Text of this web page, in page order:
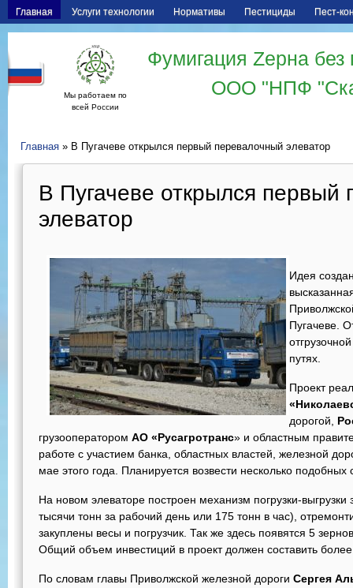
Главная Услуги технологии Нормативы Пестициды Пест-
Мы работаем по
всей России
Фумигация Zерна
ООО "НПФ
Главная » В Пугачеве открылся первый перевалочный элеватор
В Пугачеве открылся первый
элеватор
Идея
Пугачеве.
путях.
Проект
дорогой,
грузооператором АО «Русагротранс» и областным
работе с участием банка, областных властей, железной
мае этого года. Планируется возвести несколько подобных
На новом элеваторе построен механизм погрузки-
тысячи тонн за рабочий день или 175 тонн в час),
закуплены весы и погрузчик. Так же здесь появятся 5
Общий объем инвестиций в проект должен составить
По словам главы Приволжской железной дороги Сергея